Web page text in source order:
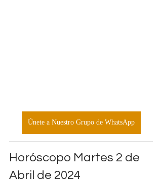
Únete a Nuestro Grupo de WhatsApp
Horóscopo Martes 2 de
Abril de 2024